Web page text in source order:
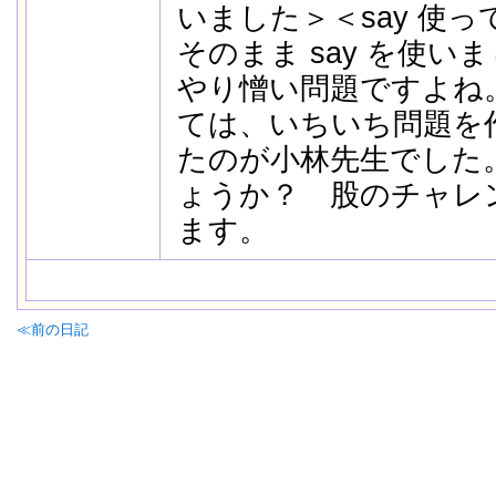
いました＞＜say 使っ
そのまま say を使い
やり憎い問題ですよ
ては、いちいち問題
たのが小林先生でし
ょうか？ 股のチャレ
ます。
≪前の日記